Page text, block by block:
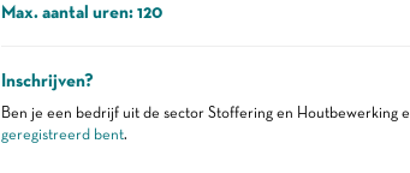
Max. aantal uren: 120
Inschrijven?
Ben je een bedrijf uit de sector Stoffering en Houtbewerking
geregistreerd bent.